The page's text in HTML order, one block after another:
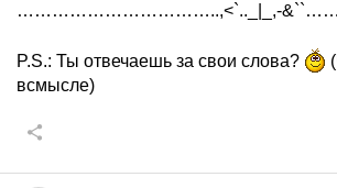
……………………………..,<`.._|_,-
P.S.: Ты отвечаешь за свои слова?
всмысле)